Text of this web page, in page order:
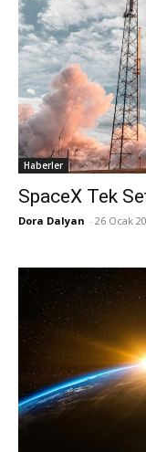
Haberler
SpaceX Tek
Dora Dalyan - 26 Ocak